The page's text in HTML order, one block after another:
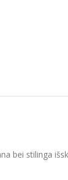
bei stilinga